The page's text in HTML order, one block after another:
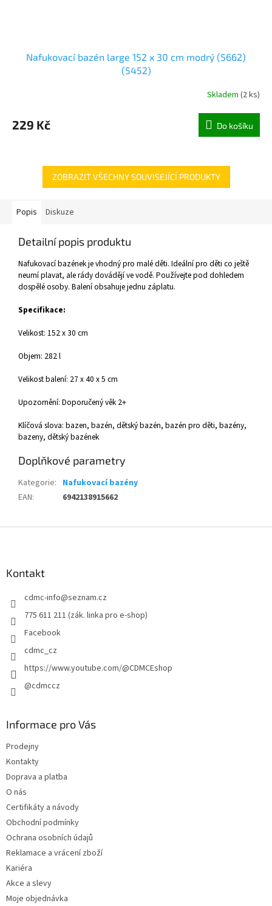
Nafukovací bazén large 152 x 30 cm modrý (5662)
(5452)
Skladem (2 ks)
229 Kč Do košíku
ZOBRAZIT VŠECHNY SOUVISEJÍCÍ PRODUKTY
Popis Diskuze
Detailní popis produktu
Nafukovací bazének je vhodný pro malé děti. Ideální pro děti co ještě
neumí plavat, ale rády dovádějí ve vodě. Používejte pod dohledem
dospělé osoby. Balení obsahuje jednu záplatu.
Specifikace:
Velikost: 152 x 30 cm
Objem: 282 l
Velikost balení: 27 x 40 x 5 cm
Upozornění: Doporučený věk 2+
Klíčová slova: bazen, bazén, dětský bazén, bazén pro děti, bazény,
bazeny, dětský bazének
Doplňkové parametry
Kategorie: Nafukovací bazény
EAN: 6942138915662
Kontakt
cdmc-info@seznam.cz
775 611 211 (zák. linka pro e-shop)
Facebook
cdmc_cz
https://www.youtube.com/@CDMCEshop
@cdmccz
Informace pro Vás
Prodejny
Kontakty
Doprava a platba
O nás
Certifikáty a návody
Obchodní podmínky
Ochrana osobních údajů
Reklamace a vrácení zboží
Kariéra
Akce a slevy
Moje objednávka